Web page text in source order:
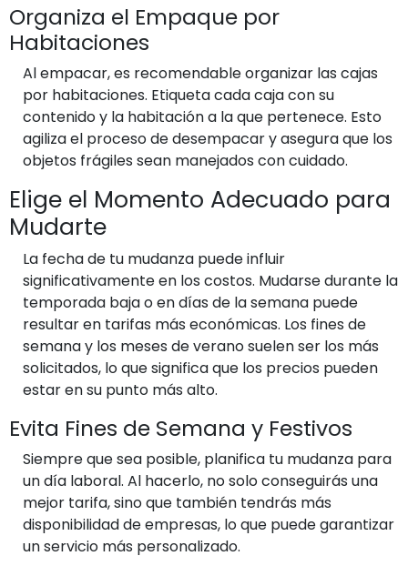
Organiza el Empaque por
Habitaciones
Al empacar, es recomendable organizar las cajas
por habitaciones. Etiqueta cada caja con su
contenido y la habitación a la que pertenece. Esto
agiliza el proceso de desempacar y asegura que los
objetos frágiles sean manejados con cuidado.
Elige el Momento Adecuado para
Mudarte
La fecha de tu mudanza puede influir
significativamente en los costos. Mudarse durante la
temporada baja o en días de la semana puede
resultar en tarifas más económicas. Los fines de
semana y los meses de verano suelen ser los más
solicitados, lo que significa que los precios pueden
estar en su punto más alto.
Evita Fines de Semana y Festivos
Siempre que sea posible, planifica tu mudanza para
un día laboral. Al hacerlo, no solo conseguirás una
mejor tarifa, sino que también tendrás más
disponibilidad de empresas, lo que puede garantizar
un servicio más personalizado.